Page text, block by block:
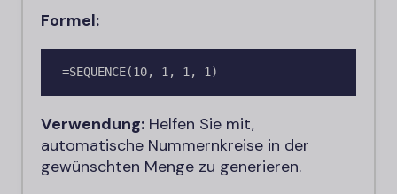
Formel:
=SEQUENCE(10, 1, 1, 1)
Verwendung: Helfen Sie mit,
automatische Nummernkreise in der
gewünschten Menge zu generieren.